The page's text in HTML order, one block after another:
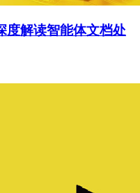
度解读智能体文档处